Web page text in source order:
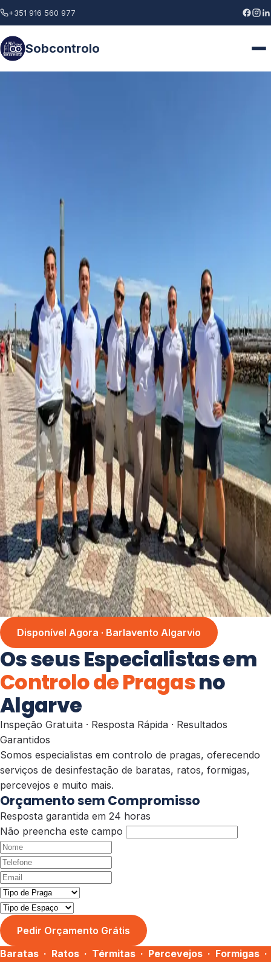
+351 916 560 977
Sobcontrolo
Contactos
Recrutamento
Orçamento Grátis
Disponível Agora · Barlavento Algarvio
Os seus Especialistas em
Controlo de Pragasno
Algarve
Inspeção Gratuita · Resposta Rápida · Resultados
Garantidos
Somos especialistas em controlo de pragas, oferecendo
serviços de desinfestação de baratas, ratos, formigas,
percevejos e muito mais.
Orçamento sem Compromisso
Resposta garantida em 24 horas
Não preencha este campo
Pedir Orçamento Grátis
Baratas · Ratos · Térmitas · Percevejos · Formigas ·